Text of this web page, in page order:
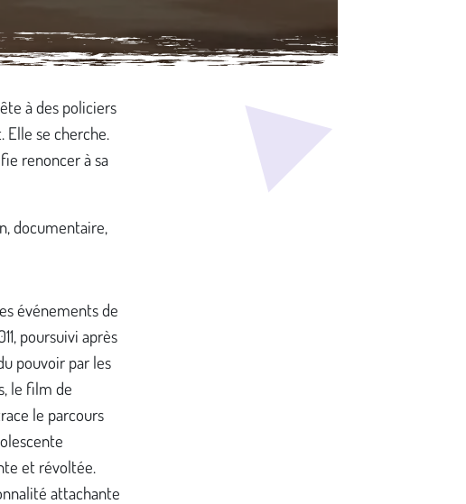
à des policiers
se cherche.
renoncer à sa
documentaire,
événements de
poursuivi après
pouvoir par les
le film de
le parcours
et révoltée.
attachante